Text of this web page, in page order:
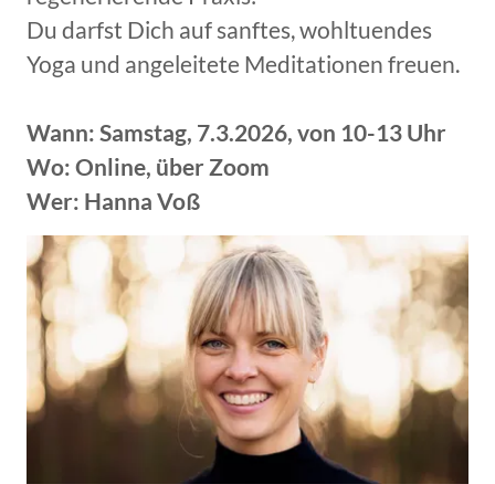
Du darfst Dich auf sanftes, wohltuendes
Yoga und angeleitete Meditationen freuen.
Wann: Samstag, 7.3.2026, von 10-13 Uhr
Wo: Online, über Zoom
Wer: Hanna Voß